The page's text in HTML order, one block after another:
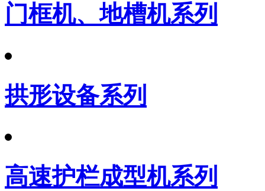
门框机、地槽机系列
拱形设备系列
高速护栏成型机系列